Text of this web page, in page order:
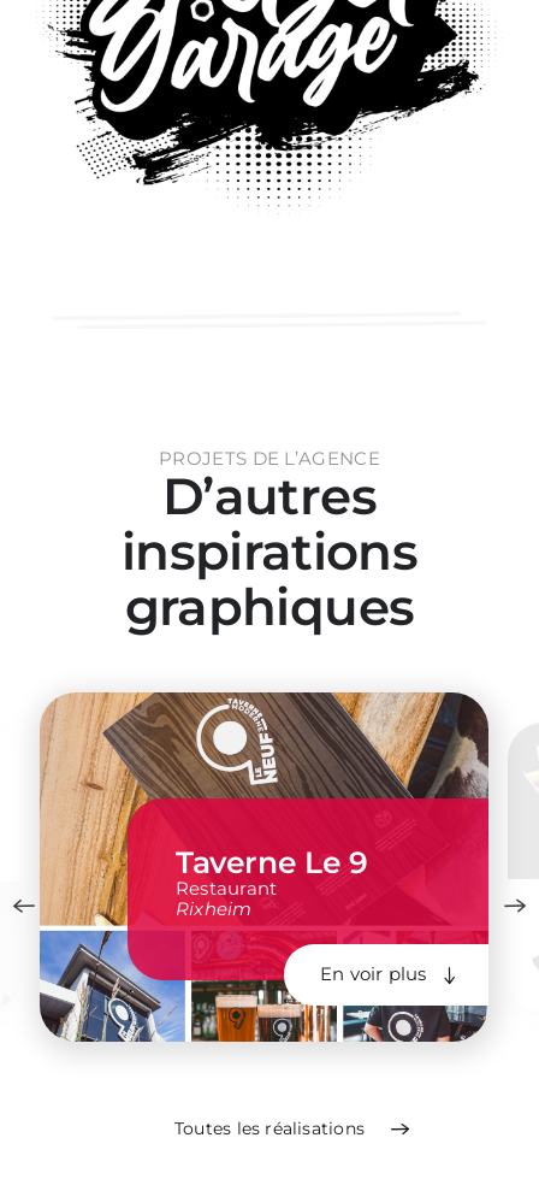
PROJETS DE L’AGENCE
D’autres
inspirations
graphiques
Taverne Le 9
Restaurant
Rixheim
En voir plus
Toutes les réalisations